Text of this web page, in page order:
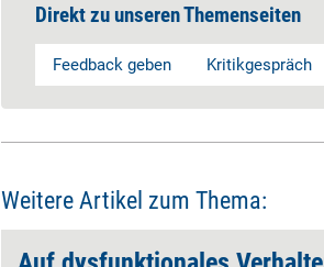
Direkt zu unseren Themenseiten
Feedback geben Kritikgespräch
Weitere Artikel zum Thema: